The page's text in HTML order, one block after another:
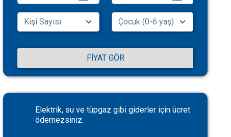
FIYAT GÖR
Elektrik, su ve tüpgaz gibi giderler için ücret
ödemezsiniz.